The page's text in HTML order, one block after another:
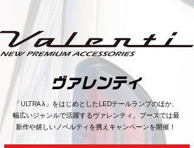
​ヴァレンティ
​「ULTRA λ」をはじめとしたLEDテールランプのほか、
幅広いジャンルで活躍するヴァレンティ。ブースでは最
新作や嬉しいノベルティを携えキャンペーンを開催！